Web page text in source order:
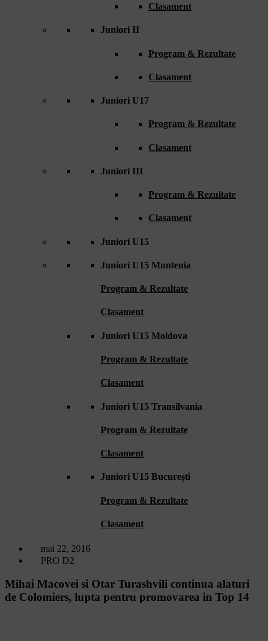
Clasament
Juniori II
Program & Rezultate
Clasament
Juniori U17
Program & Rezultate
Clasament
Juniori III
Program & Rezultate
Clasament
Juniori U15
Juniori U15 Muntenia
Program & Rezultate
Clasament
Juniori U15 Moldova
Program & Rezultate
Clasament
Juniori U15 Transilvania
Program & Rezultate
Clasament
Juniori U15 București
Program & Rezultate
Clasament
mai 22, 2016
PRO D2
Mihai Macovei si Otar Turashvili continua alaturi
de Colomiers, lupta pentru promovarea in Top 14